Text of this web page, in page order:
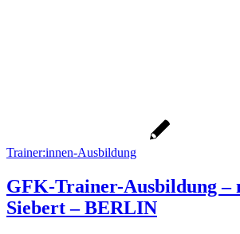
Trainer:innen-Ausbildung
GFK-Trainer-Ausbildung –
Siebert – BERLIN